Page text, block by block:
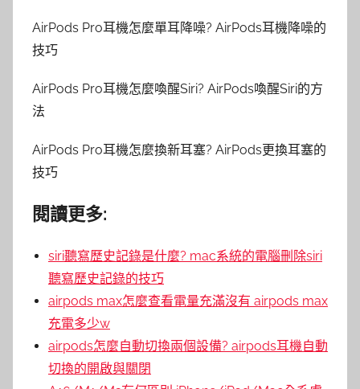
AirPods Pro耳機怎麼單耳降噪? AirPods耳機降噪的
技巧
AirPods Pro耳機怎麼喚醒Siri? AirPods喚醒Siri的方
法
AirPods Pro耳機怎麼換新耳塞? AirPods更換耳塞的
技巧
閱讀更多:
siri聽寫歷史記錄是什麼? mac系統的電腦刪除siri
聽寫歷史記錄的技巧
airpods max怎麼查看電量充滿沒有 airpods max
充電多少w
airpods怎麼自動切換兩個設備? airpods耳機自動
切換的開啟與關閉